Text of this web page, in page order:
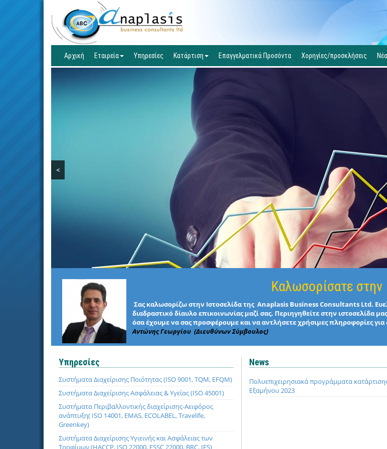
Αρχική Εταιρεία Υπηρεσίες Κατάρτιση Επαγγελματικά Προσόντα Χορηγίες/προσκλήσεις Νέα
<
Καλωσορίσατε στην
Σας καλωσορίζω στην Ιστοσελίδα της Anaplasis Business Consultants Ltd.
διαδραστικό δίαυλο επικοινωνίας μαζί σας. Περιηγηθείτε στην ιστοσελίδα
όσα έχουμε να σας προσφέρουμε και να αντλήσετε χρήσιμες πληροφορίες για
Αντώνης Γεωργίου (Διευθύνων Σύμβουλος)
Υπηρεσίες
Συστήματα Διαχείρισης Ποιότητας (ISO 9001, TQM, EFQM)
Συστήματα Διαχείρισης Ασφάλειας & Υγείας (ISO 45001)
Συστήματα Περιβαλλοντικής διαχείρισης-Αειφόρος
ανάπτυξη( ISO 14001, EMAS, ECOLABEL, Travelife,
Greenkey)
Συστήματα Διαχείρισης Υγιεινής και Ασφάλειας των
Τροφίμων (HACCP, ISO 22000, FSSC 22000, BRC, IFS)
News
Πολυεπιχειρησιακά προγράμματα
Εξαμήνου 2023